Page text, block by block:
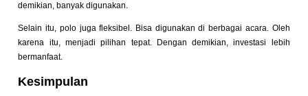
demikian, banyak digunakan.
Selain itu, polo juga fleksibel. Bisa digunakan di berbagai acara. Oleh
karena itu, menjadi pilihan tepat. Dengan demikian, investasi lebih
bermanfaat.
Kesimpulan